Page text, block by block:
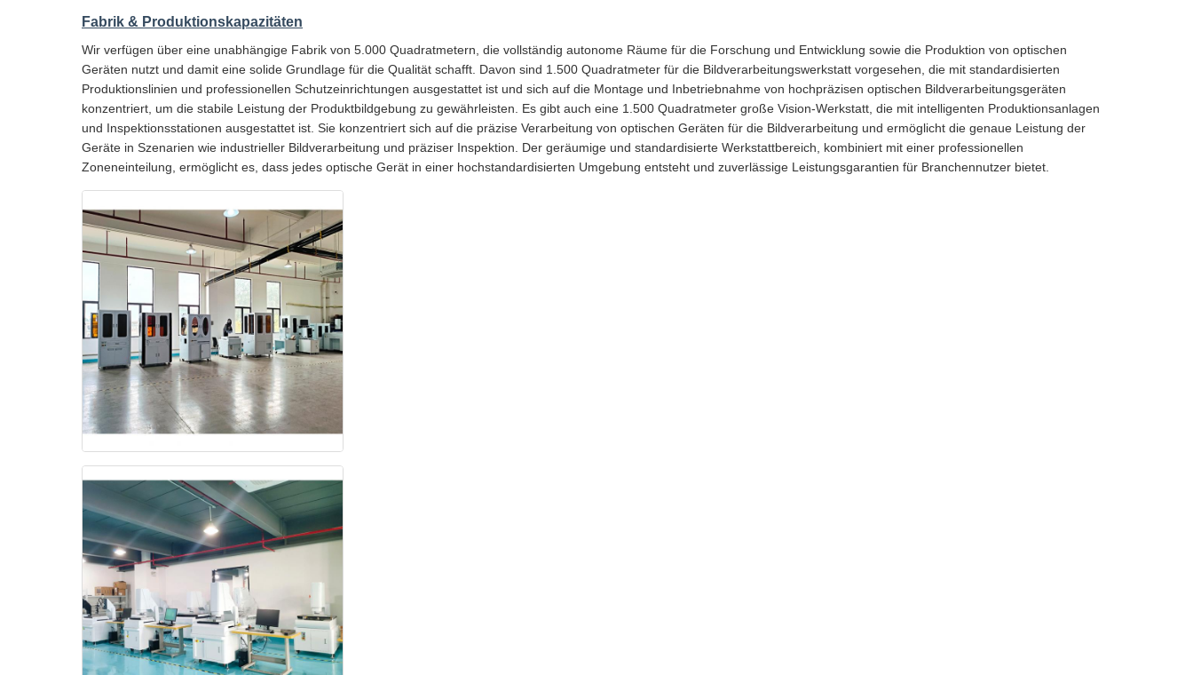
Fabrik & Produktionskapazitäten
Wir verfügen über eine unabhängige Fabrik von 5.000 Quadratmetern, die vollständig autonome Räume für die Forschung und Entwicklung sowie die Produktion von optischen
Geräten nutzt und damit eine solide Grundlage für die Qualität schafft. Davon sind 1.500 Quadratmeter für die Bildverarbeitungswerkstatt vorgesehen, die mit standardisierten
Produktionslinien und professionellen Schutzeinrichtungen ausgestattet ist und sich auf die Montage und Inbetriebnahme von hochpräzisen optischen Bildverarbeitungsgeräten
konzentriert, um die stabile Leistung der Produktbildgebung zu gewährleisten. Es gibt auch eine 1.500 Quadratmeter große Vision-Werkstatt, die mit intelligenten Produktionsanlagen
und Inspektionsstationen ausgestattet ist. Sie konzentriert sich auf die präzise Verarbeitung von optischen Geräten für die Bildverarbeitung und ermöglicht die genaue Leistung der
Geräte in Szenarien wie industrieller Bildverarbeitung und präziser Inspektion. Der geräumige und standardisierte Werkstattbereich, kombiniert mit einer professionellen
Zoneneinteilung, ermöglicht es, dass jedes optische Gerät in einer hochstandardisierten Umgebung entsteht und zuverlässige Leistungsgarantien für Branchennutzer bietet.